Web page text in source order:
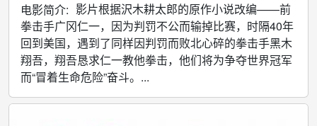
电影简介: 影片根据沢木耕太郎的原作小说改编——前
拳击手广冈仁一，因为判罚不公而输掉比赛，时隔40年
回到美国，遇到了同样因判罚而败北心碎的拳击手黑木
翔吾，翔吾恳求仁一教他拳击，他们将为争夺世界冠军
而“冒着生命危险”奋斗。...